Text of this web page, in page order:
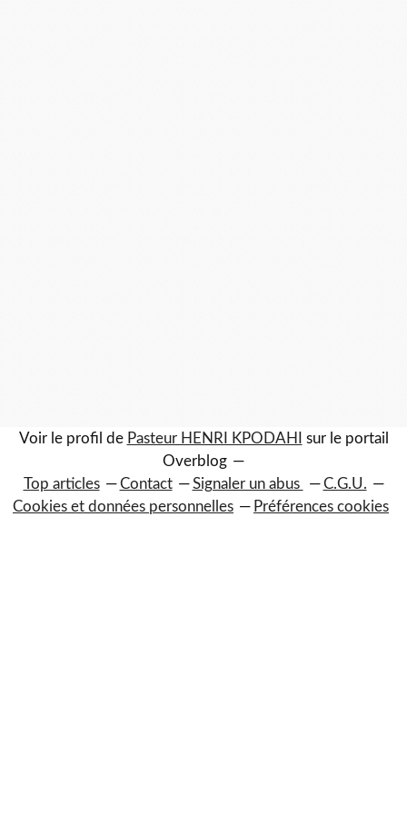
Voir le profil de Pasteur HENRI KPODAHI
sur le portail
Overblog
Top articles
Contact Signaler un abus
C.G.U.
Cookies et données personnelles
Préférences cookies